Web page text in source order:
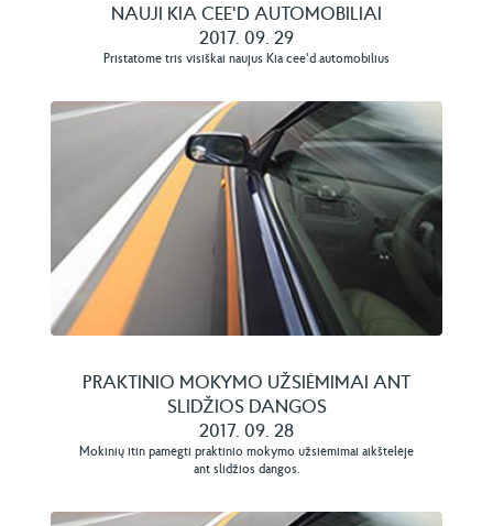
NAUJI KIA CEE'D AUTOMOBILIAI
2017. 09. 29
Pristatome tris visiškai naujus Kia cee'd automobilius
PRAKTINIO MOKYMO UŽSIĖMIMAI ANT
SLIDŽIOS DANGOS
2017. 09. 28
Mokinių itin pamėgti praktinio mokymo užsiėmimai aikštelėje
ant slidžios dangos.